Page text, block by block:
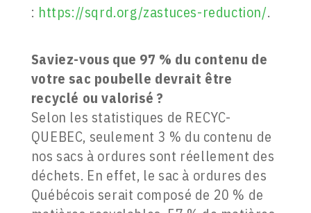
: https://sqrd.org/zastuces-reduction/.
Saviez-vous que 97 % du contenu de
votre sac poubelle devrait être
recyclé ou valorisé ?
Selon les statistiques de RECYC-
QUEBEC, seulement 3 % du contenu de
nos sacs à ordures sont réellement des
déchets. En effet, le sac à ordures des
Québécois serait composé de 20 % de